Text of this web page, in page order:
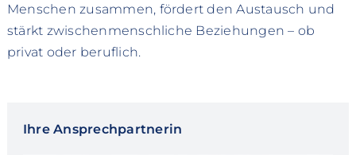
Menschen zusammen, fördert den Austausch und
stärkt zwischenmenschliche Beziehungen – ob
privat oder beruflich.
Ihre Ansprechpartnerin